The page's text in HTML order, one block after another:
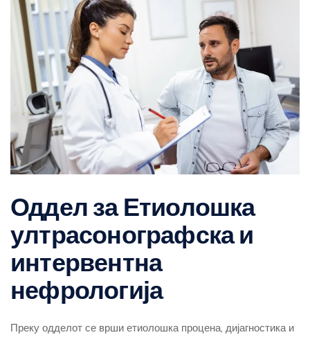
Оддел за Етиолошка
ултрасонографска и
интервентна
нефрологија
Преку одделот се врши етиолошка процена, дијагностика и